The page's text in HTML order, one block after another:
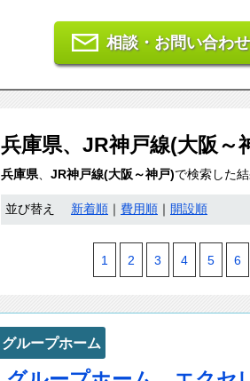
相談・お問い合わせ
兵庫県、JR神戸線(大阪～
兵庫県、 JR神戸線(大阪～神戸)で検索した
並び替え 新着順 費用順 開設順
1 2 3 4 5 6
グループホーム